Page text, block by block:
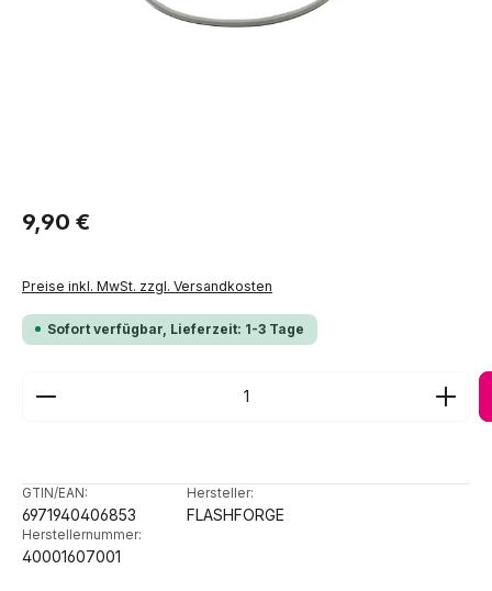
Regulärer Preis:
9,90 €
Preise inkl. MwSt. zzgl. Versandkosten
Sofort verfügbar, Lieferzeit: 1-3 Tage
Produkt Anzahl: Gib den gewünschten Wert ein
GTIN/EAN:
6971940406853
Hersteller:
FLASHFORGE
Herstellernummer:
40001607001